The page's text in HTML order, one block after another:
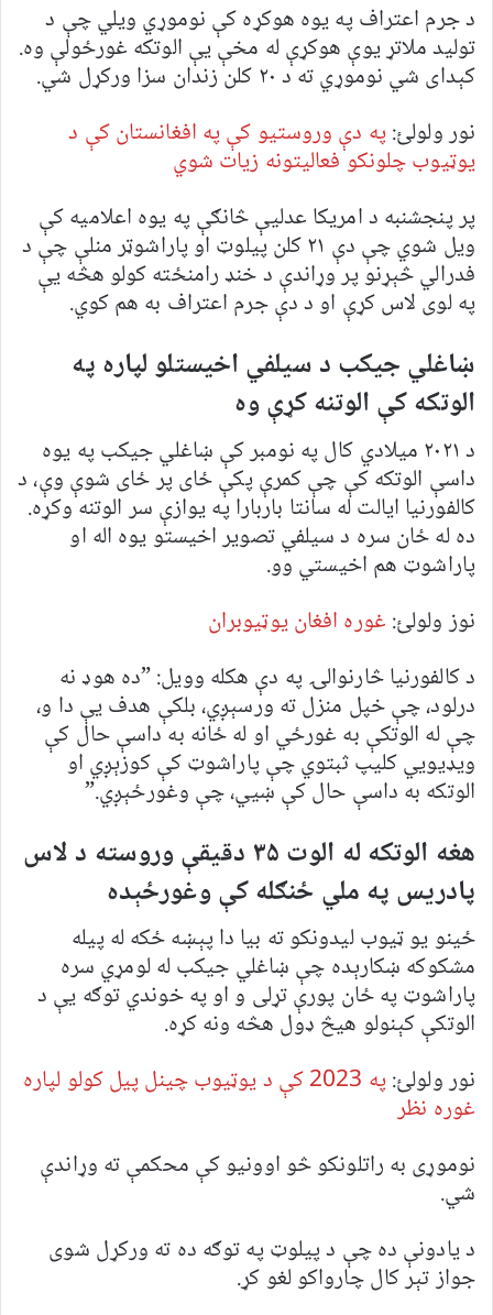
د جرم اعتراف په یوه هوکړه کې نوموړي ویلي چې د
تولید ملاتړ یوې هوکړې له مخې یې الوتکه غورځولې وه.
کېدای شي نوموړي ته د ۲۰ کلن زندان سزا ورکړل شي.
نور ولولئ:په دې وروستیو کې په افغانستان کې د
یوټیوب چلونکو فعالیتونه زیات شوي
پر پنجشنبه د امریکا عدلیې څانګې په یوه اعلامیه کې
ویل شوي چې دې ۲۱ کلن پیلوټ او پاراشوټر منلې چې د
فدرالي څېړنو پر وړاندې د خنډ رامنځته کولو هڅه یې
په لوی لاس کړې او د دې جرم اعتراف به هم کوي.
ښاغلي جيکب د سيلفي اخيستلو لپاره په
الوتکه کې الوتنه کړې وه
د ۲۰۲۱ ميلادي کال په نومبر کې ښاغلي جیکب په یوه
داسې الوتکه کې چې کمرې پکې ځای پر ځای شوې وې، د
کالفورنیا ایالت له سانتا باربارا په یوازې سر الوتنه وکړه.
ده له ځان سره د سیلفي تصویر اخیستو یوه اله او
پاراشوټ هم اخیستي وو.
نوز ولولئ: غوره افغان یوټیوبران
د کالفورنیا څارنوالۍ په دې هکله وویل: ”ده هوډ نه
درلود، چې خپل منزل ته ورسېږي، بلکې هدف یې دا و،
چې له الوتکې به غورځي او له ځانه به داسې حال کې
ویډیويي کلیپ ثبتوي چې پاراشوټ کې کوزېږي او
الوتکه به داسې حال کې ښيي، چې وغورځېږي.”
هغه الوتکه له الوت۳۵ دقیقې وروسته د لاس
پادریس په ملي ځنګله کې وغورځېده
ځینو یو ټیوب لیدونکو ته بیا دا پېښه ځکه له پیله
مشکوکه ښکارېده چې ښاغلي جیکب له لومړي سره
پاراشوټ په ځان پورې تړلی و او په خوندي توګه یې د
الوتکې کېنولو هيڅ ډول هڅه ونه کړه.
نور ولولئ:
په 2023 کې د یوټیوب چینل پیل کولو لپاره
غوره نظر
نوموړی به راتلونکو څو اوونیو کې محکمې ته وړاندې
شي.
د یادونې ده چې د پیلوټ په توګه ده ته ورکړل شوی
جواز تېر کال چارواکو لغو کړ.